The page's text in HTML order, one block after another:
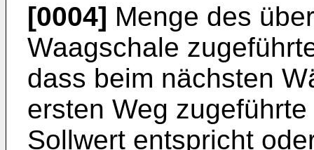
[0004] Menge des
Waagschale
dass beim nächsten
ersten Weg
Sollwert entspricht